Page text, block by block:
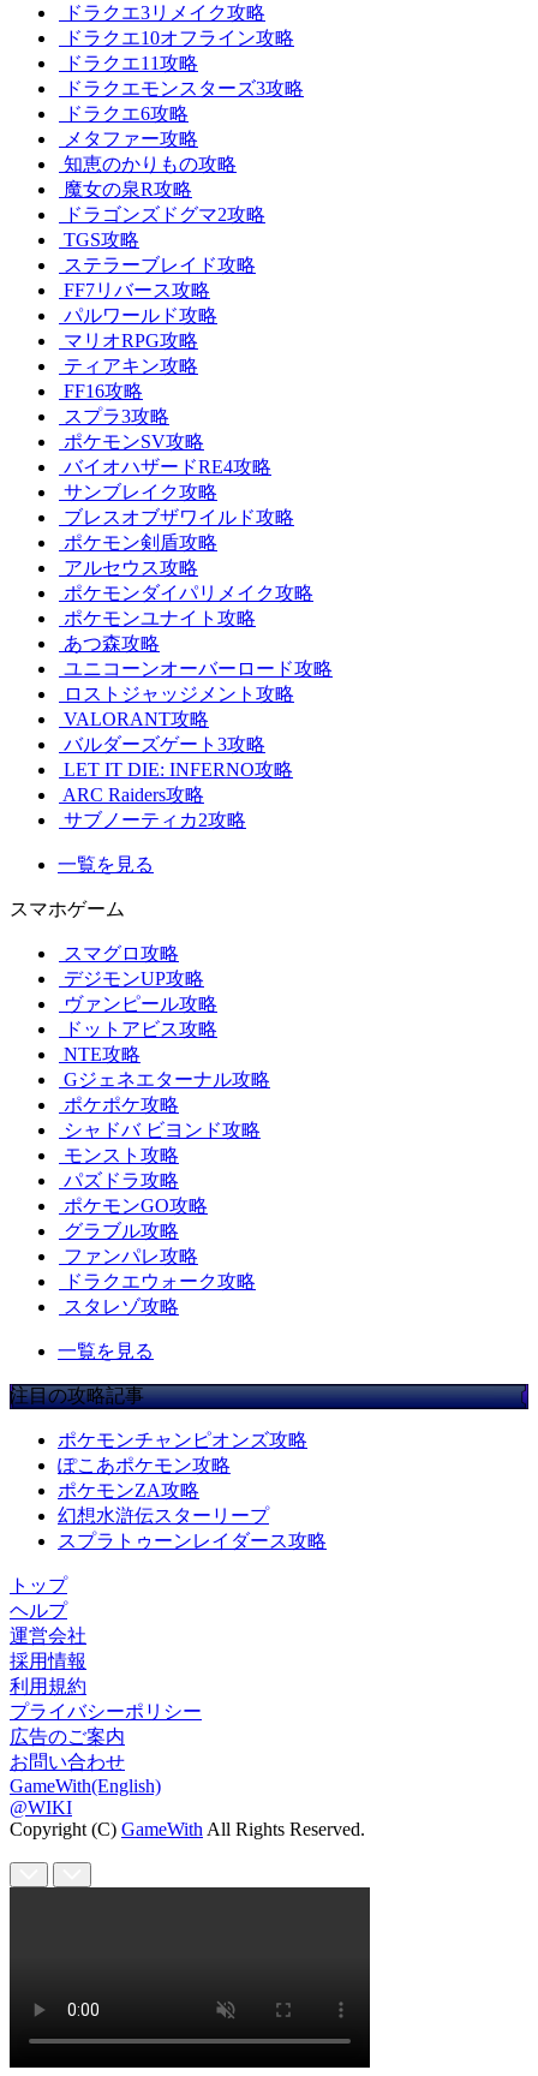
ドラクエ3リメイク攻略
ドラクエ10オフライン攻略
ドラクエ11攻略
ドラクエモンスターズ3攻略
ドラクエ6攻略
メタファー攻略
知恵のかりもの攻略
魔女の泉R攻略
ドラゴンズドグマ2攻略
TGS攻略
ステラーブレイド攻略
FF7リバース攻略
パルワールド攻略
マリオRPG攻略
ティアキン攻略
FF16攻略
スプラ3攻略
ポケモンSV攻略
バイオハザードRE4攻略
サンブレイク攻略
ブレスオブザワイルド攻略
ポケモン剣盾攻略
アルセウス攻略
ポケモンダイパリメイク攻略
ポケモンユナイト攻略
あつ森攻略
ユニコーンオーバーロード攻略
ロストジャッジメント攻略
VALORANT攻略
バルダーズゲート3攻略
LET IT DIE: INFERNO攻略
ARC Raiders攻略
サブノーティカ2攻略
一覧を見る
スマホゲーム
スマグロ攻略
デジモンUP攻略
ヴァンピール攻略
ドットアビス攻略
NTE攻略
Gジェネエターナル攻略
ポケポケ攻略
シャドバ ビヨンド攻略
モンスト攻略
パズドラ攻略
ポケモンGO攻略
グラブル攻略
ファンパレ攻略
ドラクエウォーク攻略
スタレゾ攻略
一覧を見る
注目の攻略記事
ポケモンチャンピオンズ攻略
ぽこあポケモン攻略
ポケモンZA攻略
幻想水滸伝スターリープ
スプラトゥーンレイダース攻略
トップ
ヘルプ
運営会社
採用情報
利用規約
プライバシーポリシー
広告のご案内
お問い合わせ
GameWith(English)
@WIKI
Copyright (C) GameWith All Rights Reserved.